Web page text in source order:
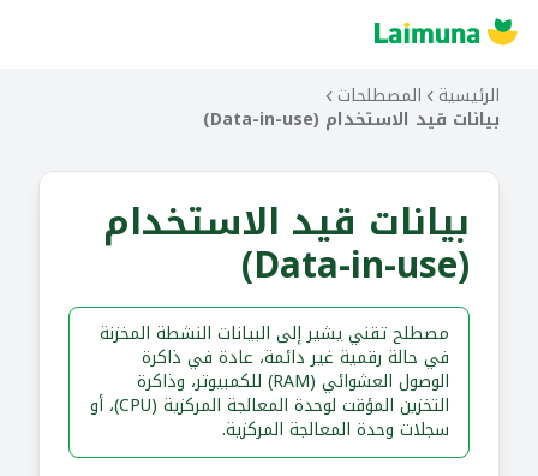
الرئيسية المصطلحات
بيانات قيد الاستخدام (Data-in-use)
بيانات قيد الاستخدام
(Data-in-use)
مصطلح تقني يشير إلى البيانات النشطة المخزنة
في حالة رقمية غير دائمة، عادة في ذاكرة
الوصول العشوائي (RAM) للكمبيوتر، وذاكرة
التخزين المؤقت لوحدة المعالجة المركزية (CPU)، أو
سجلات وحدة المعالجة المركزية.